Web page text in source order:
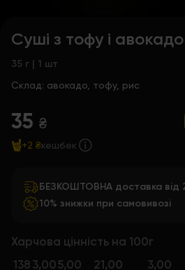
Суші з тофу і авокадо
35 г | 1 шт
Склад: авокадо, тофу, рис
35 ₴
+2 ₴кешбек
БЕЗКОШТОВНА доставка від
10% знижки при самовивозі
Харчова цінність на 100г
138 3,005,00 21,00 3,00